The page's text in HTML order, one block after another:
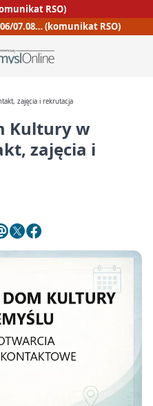
RSO)
06/07.08… (komunikat RSO)
zajęcia i rekrutacja
Kultury w
zajęcia i